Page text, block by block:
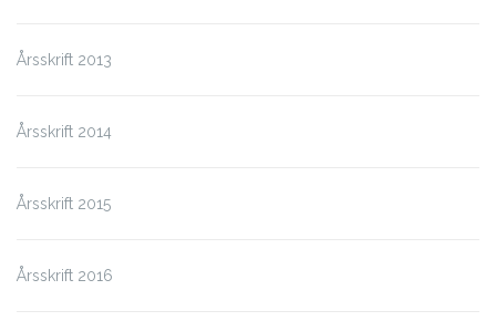
Årsskrift 2013
Årsskrift 2014
Årsskrift 2015
Årsskrift 2016